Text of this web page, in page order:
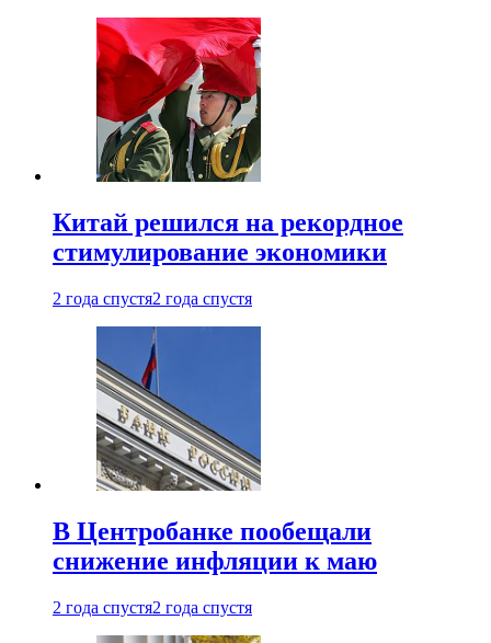
Китай решился на рекордное
стимулирование экономики
2 года спустя2 года спустя
В Центробанке пообещали
снижение инфляции к маю
2 года спустя2 года спустя